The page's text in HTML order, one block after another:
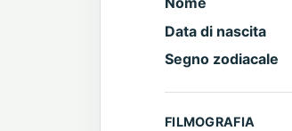
Data di nascita
Segno zodiacale
FILMOGRAFIA